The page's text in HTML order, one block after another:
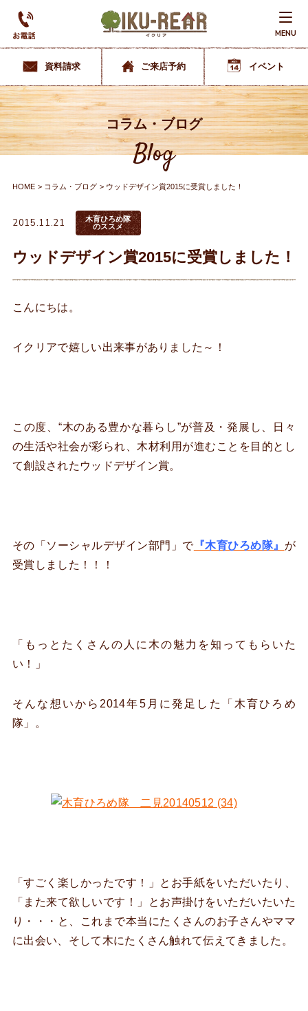
MENU
資料請求 ご来店予約 イベント
コラム・ブログ
Blog
HOME コラム・ブログ ウッドデザイン賞2015に受賞しました！
2015.11.21
木育ひろめ隊
のススメ
ウッドデザイン賞2015に受賞しました！
こんにちは。
イクリアで嬉しい出来事がありました～！
この度、“木のある豊かな暮らし”が普及・発展し、日々
の生活や社会が彩られ、木材利用が進むことを目的とし
て創設されたウッドデザイン賞。
その「ソーシャルデザイン部門」で『木育ひろめ隊』 が
受賞しました！！！
「もっとたくさんの人に木の魅力を知ってもらいた
い！」
そんな想いから2014年5月に発足した「木育ひろめ
隊」。
「すごく楽しかったです！」とお手紙をいただいたり、
「また来て欲しいです！」とお声掛けをいただいたいた
り・・・と、これまで本当にたくさんのお子さんやママ
に出会い、そして木にたくさん触れて伝えてきました。